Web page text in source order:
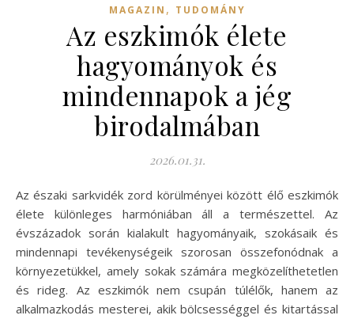
MAGAZIN , TUDOMÁNY
Az eszkimók élete
hagyományok és
mindennapok a jég
birodalmában
2026.01.31.
Az északi sarkvidék zord körülményei között élő eszkimók
élete különleges harmóniában áll a természettel. Az
évszázadok során kialakult hagyományaik, szokásaik és
mindennapi tevékenységeik szorosan összefonódnak a
környezetükkel, amely sokak számára megközelíthetetlen
és rideg. Az eszkimók nem csupán túlélők, hanem az
alkalmazkodás mesterei, akik bölcsességgel és kitartással